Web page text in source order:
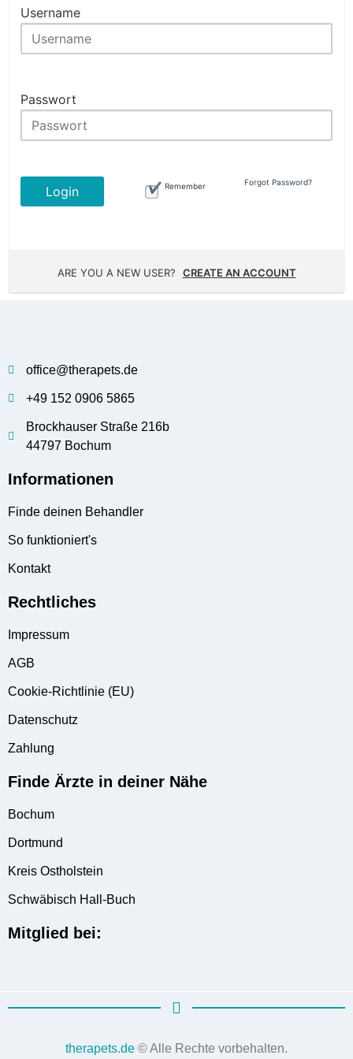
Username
Passwort
Login Remember Forgot Password?
ARE YOU A NEW USER? CREATE AN ACCOUNT
office@therapets.de
+49 152 0906 5865
Brockhauser Straße 216b
44797 Bochum
Informationen
Finde deinen Behandler
So funktioniert's
Kontakt
Rechtliches
Impressum
AGB
Cookie-Richtlinie (EU)
Datenschutz
Zahlung
Finde Ärzte in deiner Nähe
Bochum
Dortmund
Kreis Ostholstein
Schwäbisch Hall-Buch
Mitglied bei:
therapets.de © Alle Rechte vorbehalten.